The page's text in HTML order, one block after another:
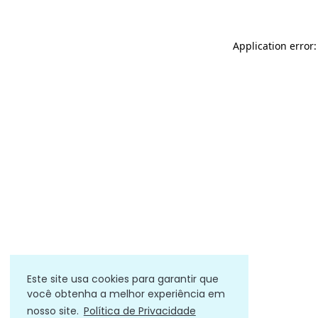
Este site usa cookies para garantir que
você obtenha a melhor experiência em
nosso site. Política de Privacidade
Application